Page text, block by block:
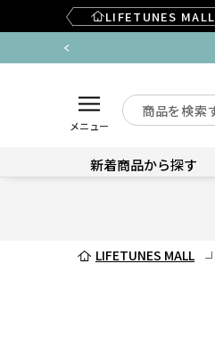
LIFETUNES MALL
メニュー
新着商品から探す
LIFETUNES MALL